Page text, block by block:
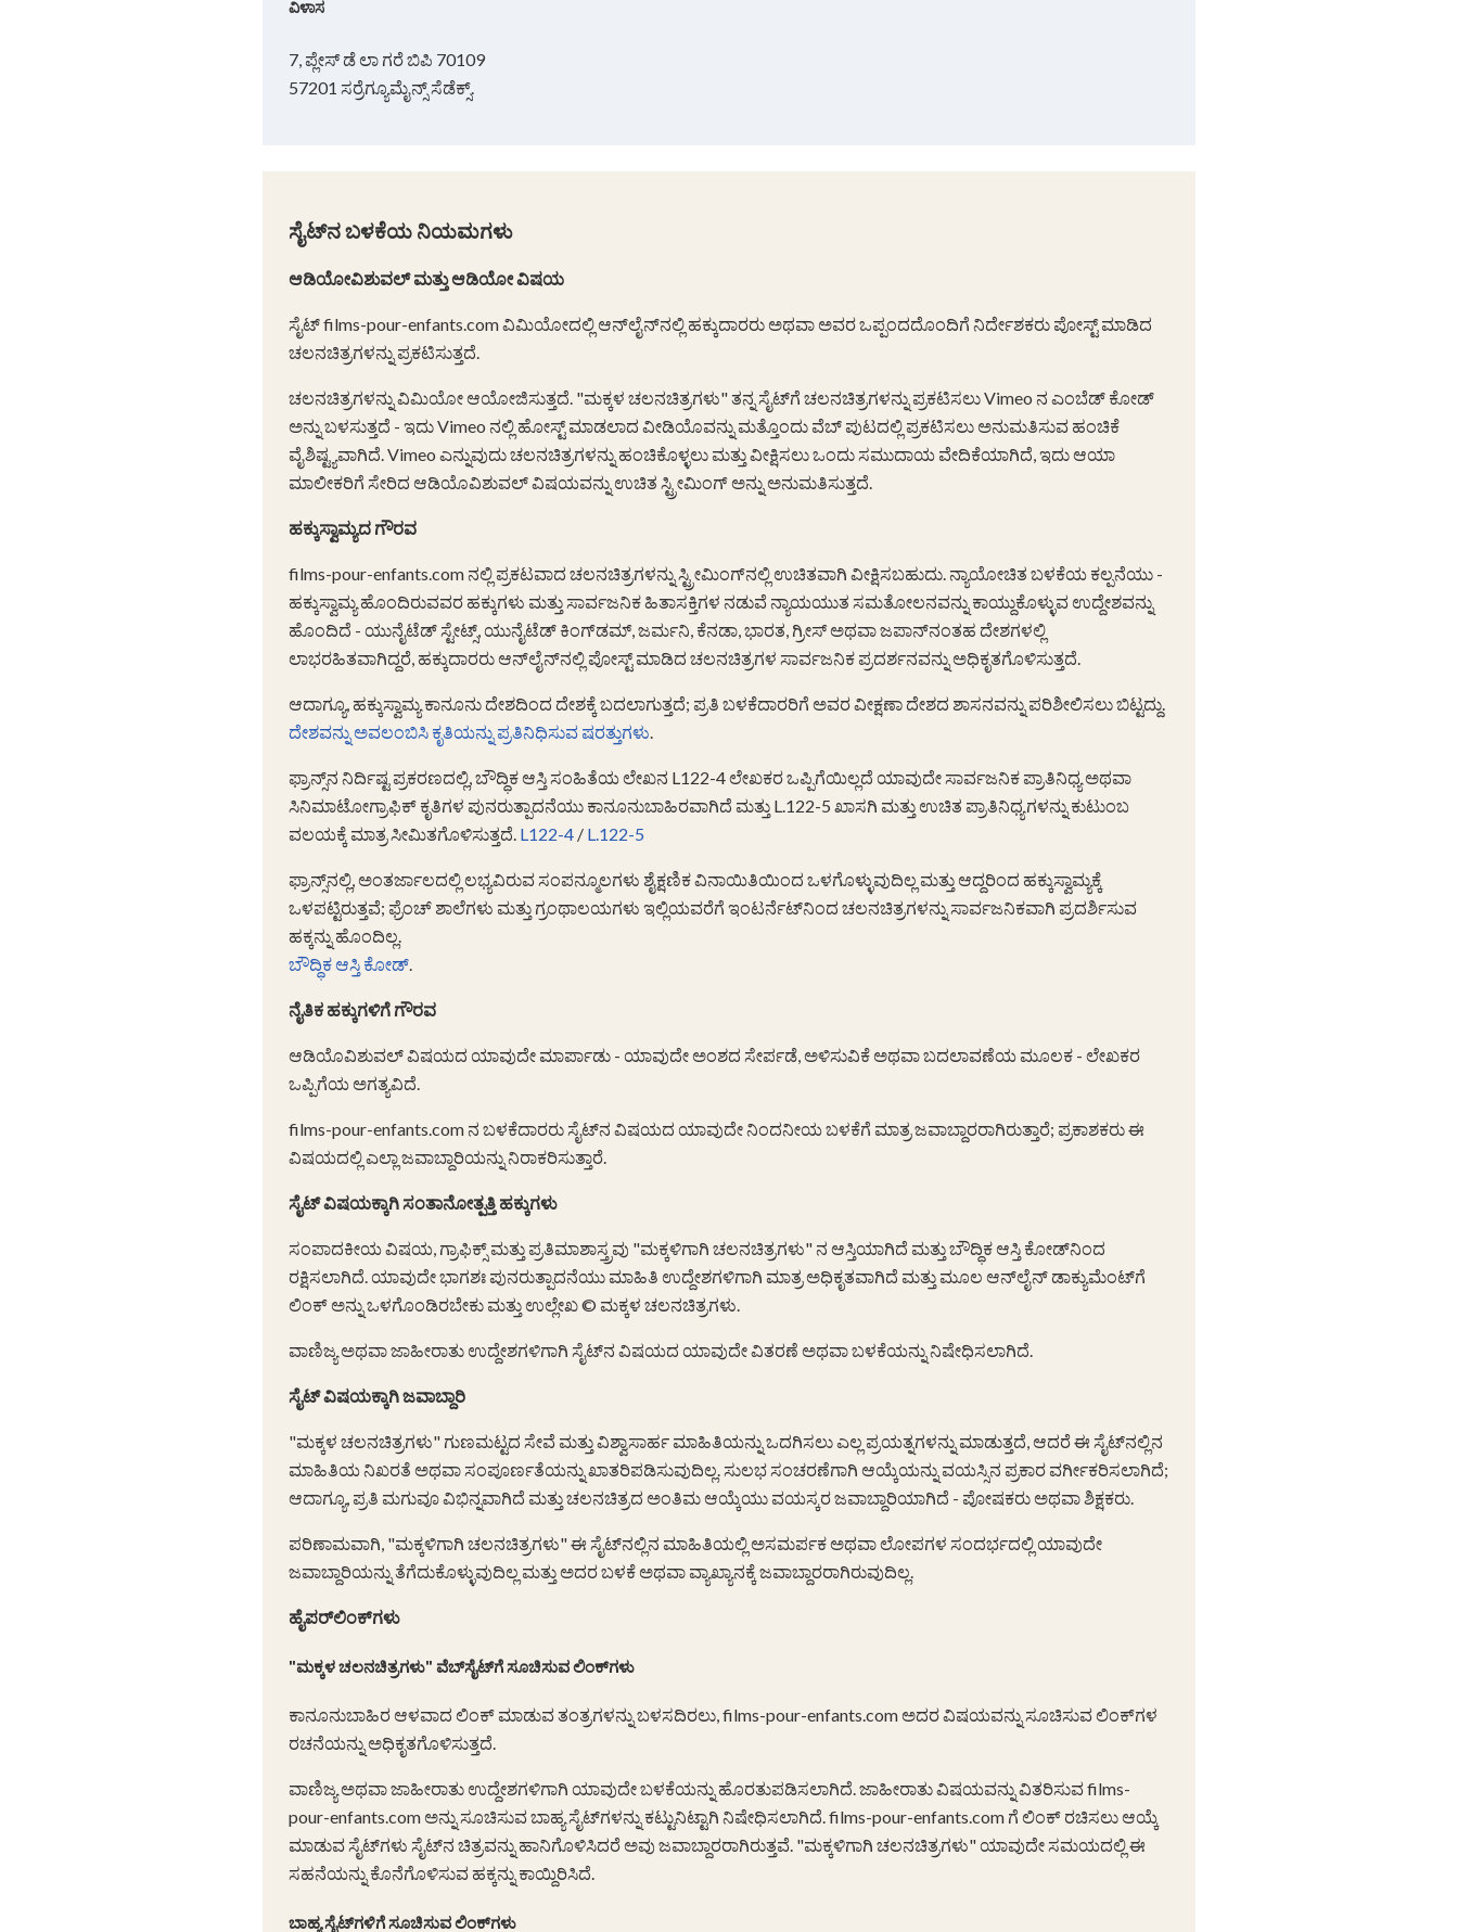
ವಿಳಾಸ
7, ಪ್ಲೇಸ್ ಡೆ ಲಾ ಗರೆ ಬಿಪಿ 70109
57201 ಸರ್ರೆಗ್ಯೂಮೈನ್ಸ್ ಸೆಡೆಕ್ಸ್.
ಸೈಟ್‌ನ ಬಳಕೆಯ ನಿಯಮಗಳು
ಆಡಿಯೋವಿಶುವಲ್ ಮತ್ತು ಆಡಿಯೋ ವಿಷಯ
ಸೈಟ್ films-pour-enfants.com ವಿಮಿಯೋದಲ್ಲಿ ಆನ್‌ಲೈನ್‌ನಲ್ಲಿ ಹಕ್ಕುದಾರರು ಅಥವಾ ಅವರ ಒಪ್ಪಂದದೊಂದಿಗೆ ನಿರ್ದೇಶಕರು ಪೋಸ್ಟ್ ಮಾಡಿದ
ಚಲನಚಿತ್ರಗಳನ್ನು ಪ್ರಕಟಿಸುತ್ತದೆ.
ಚಲನಚಿತ್ರಗಳನ್ನು ವಿಮಿಯೋ ಆಯೋಜಿಸುತ್ತದೆ. "ಮಕ್ಕಳ ಚಲನಚಿತ್ರಗಳು" ತನ್ನ ಸೈಟ್‌ಗೆ ಚಲನಚಿತ್ರಗಳನ್ನು ಪ್ರಕಟಿಸಲು Vimeo ನ ಎಂಬೆಡ್ ಕೋಡ್
ಅನ್ನು ಬಳಸುತ್ತದೆ - ಇದು Vimeo ನಲ್ಲಿ ಹೋಸ್ಟ್ ಮಾಡಲಾದ ವೀಡಿಯೊವನ್ನು ಮತ್ತೊಂದು ವೆಬ್ ಪುಟದಲ್ಲಿ ಪ್ರಕಟಿಸಲು ಅನುಮತಿಸುವ ಹಂಚಿಕೆ
ವೈಶಿಷ್ಟ್ಯವಾಗಿದೆ. Vimeo ಎನ್ನುವುದು ಚಲನಚಿತ್ರಗಳನ್ನು ಹಂಚಿಕೊಳ್ಳಲು ಮತ್ತು ವೀಕ್ಷಿಸಲು ಒಂದು ಸಮುದಾಯ ವೇದಿಕೆಯಾಗಿದೆ, ಇದು ಆಯಾ
ಮಾಲೀಕರಿಗೆ ಸೇರಿದ ಆಡಿಯೊವಿಶುವಲ್ ವಿಷಯವನ್ನು ಉಚಿತ ಸ್ಟ್ರೀಮಿಂಗ್ ಅನ್ನು ಅನುಮತಿಸುತ್ತದೆ.
ಹಕ್ಕುಸ್ವಾಮ್ಯದ ಗೌರವ
films-pour-enfants.com ನಲ್ಲಿ ಪ್ರಕಟವಾದ ಚಲನಚಿತ್ರಗಳನ್ನು ಸ್ಟ್ರೀಮಿಂಗ್‌ನಲ್ಲಿ ಉಚಿತವಾಗಿ ವೀಕ್ಷಿಸಬಹುದು. ನ್ಯಾಯೋಚಿತ ಬಳಕೆಯ ಕಲ್ಪನೆಯು -
ಹಕ್ಕುಸ್ವಾಮ್ಯ ಹೊಂದಿರುವವರ ಹಕ್ಕುಗಳು ಮತ್ತು ಸಾರ್ವಜನಿಕ ಹಿತಾಸಕ್ತಿಗಳ ನಡುವೆ ನ್ಯಾಯಯುತ ಸಮತೋಲನವನ್ನು ಕಾಯ್ದುಕೊಳ್ಳುವ ಉದ್ದೇಶವನ್ನು
ಹೊಂದಿದೆ - ಯುನೈಟೆಡ್ ಸ್ಟೇಟ್ಸ್, ಯುನೈಟೆಡ್ ಕಿಂಗ್‌ಡಮ್, ಜರ್ಮನಿ, ಕೆನಡಾ, ಭಾರತ, ಗ್ರೀಸ್ ಅಥವಾ ಜಪಾನ್‌ನಂತಹ ದೇಶಗಳಲ್ಲಿ
ಲಾಭರಹಿತವಾಗಿದ್ದರೆ, ಹಕ್ಕುದಾರರು ಆನ್‌ಲೈನ್‌ನಲ್ಲಿ ಪೋಸ್ಟ್ ಮಾಡಿದ ಚಲನಚಿತ್ರಗಳ ಸಾರ್ವಜನಿಕ ಪ್ರದರ್ಶನವನ್ನು ಅಧಿಕೃತಗೊಳಿಸುತ್ತದೆ.
ಆದಾಗ್ಯೂ, ಹಕ್ಕುಸ್ವಾಮ್ಯ ಕಾನೂನು ದೇಶದಿಂದ ದೇಶಕ್ಕೆ ಬದಲಾಗುತ್ತದೆ; ಪ್ರತಿ ಬಳಕೆದಾರರಿಗೆ ಅವರ ವೀಕ್ಷಣಾ ದೇಶದ ಶಾಸನವನ್ನು ಪರಿಶೀಲಿಸಲು ಬಿಟ್ಟದ್ದು.
ದೇಶವನ್ನು ಅವಲಂಬಿಸಿ ಕೃತಿಯನ್ನು ಪ್ರತಿನಿಧಿಸುವ ಷರತ್ತುಗಳು.
ಫ್ರಾನ್ಸ್‌ನ ನಿರ್ದಿಷ್ಟ ಪ್ರಕರಣದಲ್ಲಿ, ಬೌದ್ಧಿಕ ಆಸ್ತಿ ಸಂಹಿತೆಯ ಲೇಖನ L122-4 ಲೇಖಕರ ಒಪ್ಪಿಗೆಯಿಲ್ಲದೆ ಯಾವುದೇ ಸಾರ್ವಜನಿಕ ಪ್ರಾತಿನಿಧ್ಯ ಅಥವಾ
ಸಿನಿಮಾಟೋಗ್ರಾಫಿಕ್ ಕೃತಿಗಳ ಪುನರುತ್ಪಾದನೆಯು ಕಾನೂನುಬಾಹಿರವಾಗಿದೆ ಮತ್ತು L.122-5 ಖಾಸಗಿ ಮತ್ತು ಉಚಿತ ಪ್ರಾತಿನಿಧ್ಯಗಳನ್ನು ಕುಟುಂಬ
ವಲಯಕ್ಕೆ ಮಾತ್ರ ಸೀಮಿತಗೊಳಿಸುತ್ತದೆ. L122-4 / L.122-5
ಫ್ರಾನ್ಸ್‌ನಲ್ಲಿ, ಅಂತರ್ಜಾಲದಲ್ಲಿ ಲಭ್ಯವಿರುವ ಸಂಪನ್ಮೂಲಗಳು ಶೈಕ್ಷಣಿಕ ವಿನಾಯಿತಿಯಿಂದ ಒಳಗೊಳ್ಳುವುದಿಲ್ಲ ಮತ್ತು ಆದ್ದರಿಂದ ಹಕ್ಕುಸ್ವಾಮ್ಯಕ್ಕೆ
ಒಳಪಟ್ಟಿರುತ್ತವೆ; ಫ್ರೆಂಚ್ ಶಾಲೆಗಳು ಮತ್ತು ಗ್ರಂಥಾಲಯಗಳು ಇಲ್ಲಿಯವರೆಗೆ ಇಂಟರ್ನೆಟ್‌ನಿಂದ ಚಲನಚಿತ್ರಗಳನ್ನು ಸಾರ್ವಜನಿಕವಾಗಿ ಪ್ರದರ್ಶಿಸುವ
ಹಕ್ಕನ್ನು ಹೊಂದಿಲ್ಲ.
ಬೌದ್ಧಿಕ ಆಸ್ತಿ ಕೋಡ್.
ನೈತಿಕ ಹಕ್ಕುಗಳಿಗೆ ಗೌರವ
ಆಡಿಯೊವಿಶುವಲ್ ವಿಷಯದ ಯಾವುದೇ ಮಾರ್ಪಾಡು - ಯಾವುದೇ ಅಂಶದ ಸೇರ್ಪಡೆ, ಅಳಿಸುವಿಕೆ ಅಥವಾ ಬದಲಾವಣೆಯ ಮೂಲಕ - ಲೇಖಕರ
ಒಪ್ಪಿಗೆಯ ಅಗತ್ಯವಿದೆ.
films-pour-enfants.com ನ ಬಳಕೆದಾರರು ಸೈಟ್‌ನ ವಿಷಯದ ಯಾವುದೇ ನಿಂದನೀಯ ಬಳಕೆಗೆ ಮಾತ್ರ ಜವಾಬ್ದಾರರಾಗಿರುತ್ತಾರೆ; ಪ್ರಕಾಶಕರು ಈ
ವಿಷಯದಲ್ಲಿ ಎಲ್ಲಾ ಜವಾಬ್ದಾರಿಯನ್ನು ನಿರಾಕರಿಸುತ್ತಾರೆ.
ಸೈಟ್ ವಿಷಯಕ್ಕಾಗಿ ಸಂತಾನೋತ್ಪತ್ತಿ ಹಕ್ಕುಗಳು
ಸಂಪಾದಕೀಯ ವಿಷಯ, ಗ್ರಾಫಿಕ್ಸ್ ಮತ್ತು ಪ್ರತಿಮಾಶಾಸ್ತ್ರವು "ಮಕ್ಕಳಿಗಾಗಿ ಚಲನಚಿತ್ರಗಳು" ನ ಆಸ್ತಿಯಾಗಿದೆ ಮತ್ತು ಬೌದ್ಧಿಕ ಆಸ್ತಿ ಕೋಡ್‌ನಿಂದ
ರಕ್ಷಿಸಲಾಗಿದೆ. ಯಾವುದೇ ಭಾಗಶಃ ಪುನರುತ್ಪಾದನೆಯು ಮಾಹಿತಿ ಉದ್ದೇಶಗಳಿಗಾಗಿ ಮಾತ್ರ ಅಧಿಕೃತವಾಗಿದೆ ಮತ್ತು ಮೂಲ ಆನ್‌ಲೈನ್ ಡಾಕ್ಯುಮೆಂಟ್‌ಗೆ
ಲಿಂಕ್ ಅನ್ನು ಒಳಗೊಂಡಿರಬೇಕು ಮತ್ತು ಉಲ್ಲೇಖ © ಮಕ್ಕಳ ಚಲನಚಿತ್ರಗಳು.
ವಾಣಿಜ್ಯ ಅಥವಾ ಜಾಹೀರಾತು ಉದ್ದೇಶಗಳಿಗಾಗಿ ಸೈಟ್‌ನ ವಿಷಯದ ಯಾವುದೇ ವಿತರಣೆ ಅಥವಾ ಬಳಕೆಯನ್ನು ನಿಷೇಧಿಸಲಾಗಿದೆ.
ಸೈಟ್ ವಿಷಯಕ್ಕಾಗಿ ಜವಾಬ್ದಾರಿ
"ಮಕ್ಕಳ ಚಲನಚಿತ್ರಗಳು" ಗುಣಮಟ್ಟದ ಸೇವೆ ಮತ್ತು ವಿಶ್ವಾಸಾರ್ಹ ಮಾಹಿತಿಯನ್ನು ಒದಗಿಸಲು ಎಲ್ಲ ಪ್ರಯತ್ನಗಳನ್ನು ಮಾಡುತ್ತದೆ, ಆದರೆ ಈ ಸೈಟ್‌ನಲ್ಲಿನ
ಮಾಹಿತಿಯ ನಿಖರತೆ ಅಥವಾ ಸಂಪೂರ್ಣತೆಯನ್ನು ಖಾತರಿಪಡಿಸುವುದಿಲ್ಲ. ಸುಲಭ ಸಂಚರಣೆಗಾಗಿ ಆಯ್ಕೆಯನ್ನು ವಯಸ್ಸಿನ ಪ್ರಕಾರ ವರ್ಗೀಕರಿಸಲಾಗಿದೆ;
ಆದಾಗ್ಯೂ, ಪ್ರತಿ ಮಗುವೂ ವಿಭಿನ್ನವಾಗಿದೆ ಮತ್ತು ಚಲನಚಿತ್ರದ ಅಂತಿಮ ಆಯ್ಕೆಯು ವಯಸ್ಕರ ಜವಾಬ್ದಾರಿಯಾಗಿದೆ - ಪೋಷಕರು ಅಥವಾ ಶಿಕ್ಷಕರು.
ಪರಿಣಾಮವಾಗಿ, "ಮಕ್ಕಳಿಗಾಗಿ ಚಲನಚಿತ್ರಗಳು" ಈ ಸೈಟ್‌ನಲ್ಲಿನ ಮಾಹಿತಿಯಲ್ಲಿ ಅಸಮರ್ಪಕ ಅಥವಾ ಲೋಪಗಳ ಸಂದರ್ಭದಲ್ಲಿ ಯಾವುದೇ
ಜವಾಬ್ದಾರಿಯನ್ನು ತೆಗೆದುಕೊಳ್ಳುವುದಿಲ್ಲ ಮತ್ತು ಅದರ ಬಳಕೆ ಅಥವಾ ವ್ಯಾಖ್ಯಾನಕ್ಕೆ ಜವಾಬ್ದಾರರಾಗಿರುವುದಿಲ್ಲ.
ಹೈಪರ್‌ಲಿಂಕ್‌ಗಳು
"ಮಕ್ಕಳ ಚಲನಚಿತ್ರಗಳು" ವೆಬ್‌ಸೈಟ್‌ಗೆ ಸೂಚಿಸುವ ಲಿಂಕ್‌ಗಳು
ಕಾನೂನುಬಾಹಿರ ಆಳವಾದ ಲಿಂಕ್ ಮಾಡುವ ತಂತ್ರಗಳನ್ನು ಬಳಸದಿರಲು, films-pour-enfants.com ಅದರ ವಿಷಯವನ್ನು ಸೂಚಿಸುವ ಲಿಂಕ್‌ಗಳ
ರಚನೆಯನ್ನು ಅಧಿಕೃತಗೊಳಿಸುತ್ತದೆ.
ವಾಣಿಜ್ಯ ಅಥವಾ ಜಾಹೀರಾತು ಉದ್ದೇಶಗಳಿಗಾಗಿ ಯಾವುದೇ ಬಳಕೆಯನ್ನು ಹೊರತುಪಡಿಸಲಾಗಿದೆ. ಜಾಹೀರಾತು ವಿಷಯವನ್ನು ವಿತರಿಸುವ films-
pour-enfants.com ಅನ್ನು ಸೂಚಿಸುವ ಬಾಹ್ಯ ಸೈಟ್‌ಗಳನ್ನು ಕಟ್ಟುನಿಟ್ಟಾಗಿ ನಿಷೇಧಿಸಲಾಗಿದೆ. films-pour-enfants.com ಗೆ ಲಿಂಕ್ ರಚಿಸಲು ಆಯ್ಕೆ
ಮಾಡುವ ಸೈಟ್‌ಗಳು ಸೈಟ್‌ನ ಚಿತ್ರವನ್ನು ಹಾನಿಗೊಳಿಸಿದರೆ ಅವು ಜವಾಬ್ದಾರರಾಗಿರುತ್ತವೆ. "ಮಕ್ಕಳಿಗಾಗಿ ಚಲನಚಿತ್ರಗಳು" ಯಾವುದೇ ಸಮಯದಲ್ಲಿ ಈ
ಸಹನೆಯನ್ನು ಕೊನೆಗೊಳಿಸುವ ಹಕ್ಕನ್ನು ಕಾಯ್ದಿರಿಸಿದೆ.
ಬಾಹ್ಯ ಸೈಟ್‌ಗಳಿಗೆ ಸೂಚಿಸುವ ಲಿಂಕ್‌ಗಳು